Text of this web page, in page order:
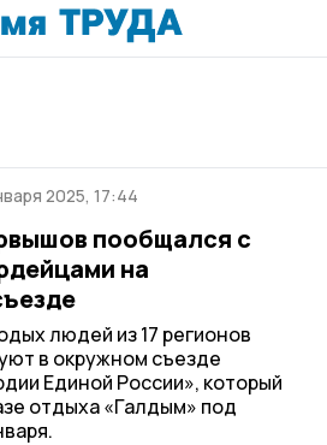
2025, 17:44
пообщался с
на
людей из 17 регионов
в окружном съезде
Единой России», который
отдыха «Галдым» под